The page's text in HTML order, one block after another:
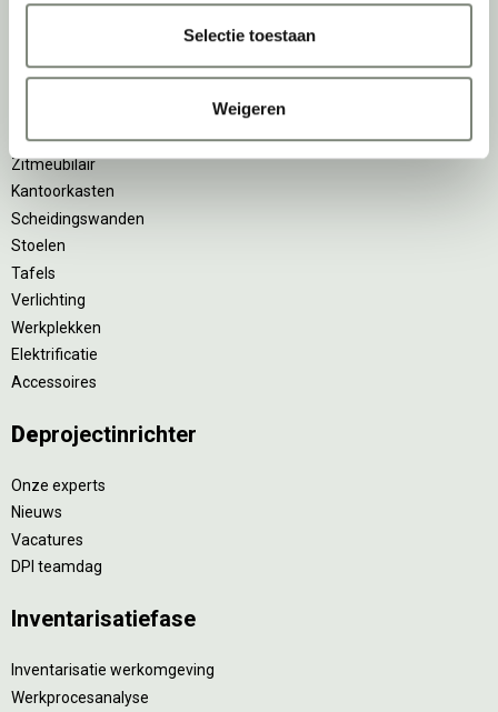
Selectie toestaan
Weigeren
Ergonomische bureaustoelen
Duo bureaus
Akoestische oplossingen
Zitmeubilair
Kantoorkasten
Scheidingswanden
Stoelen
Tafels
Verlichting
Werkplekken
Elektrificatie
Accessoires
Deprojectinrichter
Onze experts
Nieuws
Vacatures
DPI teamdag
Inventarisatiefase
Inventarisatie werkomgeving
Werkprocesanalyse